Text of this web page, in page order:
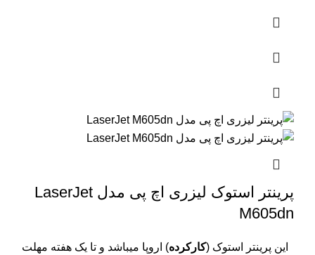
پرینتر استوک لیزری اچ پی مدل LaserJet
M605dn
این پرینتر استوک (کارکرده) اروپا میباشد و تا یک هفته مهلت